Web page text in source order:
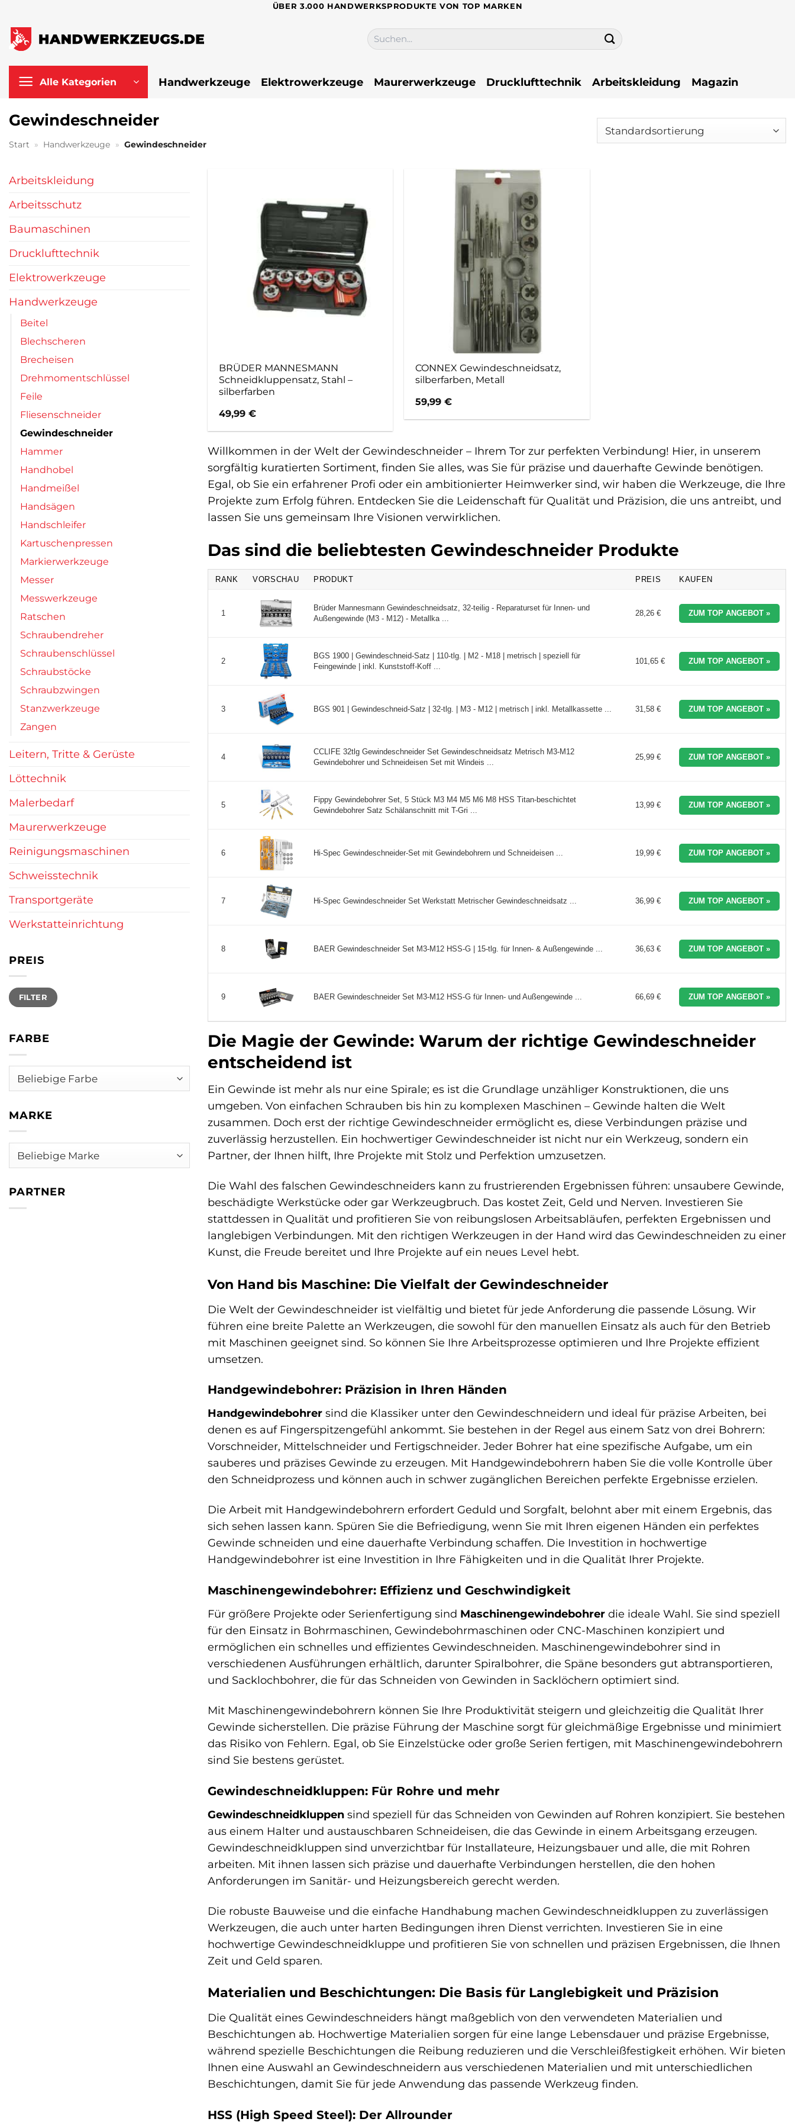
springen
ÜBER 3.000 HANDWERKSPRODUKTE VON TOP MARKEN
Suchen
nach:
Alle Kategorien Handwerkzeuge Elektrowerkzeuge Maurerwerkzeuge Drucklufttechnik Arbeitskleidung Magazin
Gewindeschneider
Start » Handwerkzeuge » Gewindeschneider
Arbeitskleidung
Arbeitsschutz
Baumaschinen
Drucklufttechnik
Elektrowerkzeuge
Handwerkzeuge
Beitel
Blechscheren
Brecheisen
Drehmomentschlüssel
Feile
Fliesenschneider
Gewindeschneider
Hammer
Handhobel
Handmeißel
Handsägen
Handschleifer
Kartuschenpressen
Markierwerkzeuge
Messer
Messwerkzeuge
Ratschen
Schraubendreher
Schraubenschlüssel
Schraubstöcke
Schraubzwingen
Stanzwerkzeuge
Zangen
Leitern, Tritte & Gerüste
Löttechnik
Malerbedarf
Maurerwerkzeuge
Reinigungsmaschinen
Schweisstechnik
Transportgeräte
Werkstatteinrichtung
PREIS
Min.
Preis
Max.
PreisFILTER
FARBE
MARKE
PARTNER
BRÜDER MANNESMANN
Schneidkluppensatz, Stahl –
silberfarben
49,99 €
CONNEX Gewindeschneidsatz,
silberfarben, Metall
59,99€
Willkommen in der Welt der Gewindeschneider – Ihrem Tor zur perfekten Verbindung! Hier, in unserem
sorgfältig kuratierten Sortiment, finden Sie alles, was Sie für präzise und dauerhafte Gewinde benötigen.
Egal, ob Sie ein erfahrener Profi oder ein ambitionierter Heimwerker sind, wir haben die Werkzeuge, die Ihre
Projekte zum Erfolg führen. Entdecken Sie die Leidenschaft für Qualität und Präzision, die uns antreibt, und
lassen Sie uns gemeinsam Ihre Visionen verwirklichen.
Das sind die beliebtesten Gewindeschneider Produkte
RANK VORSCHAU PRODUKT PREIS KAUFEN
1
Brüder Mannesmann Gewindeschneidsatz, 32-teilig - Reparaturset für Innen- und
Außengewinde (M3 - M12) - Metallka ...
28,26 € ZUM TOP ANGEBOT »
2
BGS 1900 | Gewindeschneid-Satz | 110-tlg. | M2 - M18 | metrisch | speziell für
Feingewinde | inkl. Kunststoff-Koff ...
101,65 € ZUM TOP ANGEBOT »
3 BGS 901 | Gewindeschneid-Satz | 32-tlg. | M3 - M12 | metrisch | inkl. Metallkassette ... 31,58 € ZUM TOP ANGEBOT »
4
CCLIFE 32tlg Gewindeschneider Set Gewindeschneidsatz Metrisch M3-M12
Gewindebohrer und Schneideisen Set mit Windeis ...
25,99 € ZUM TOP ANGEBOT »
5
Fippy Gewindebohrer Set, 5 Stück M3 M4 M5 M6 M8 HSS Titan-beschichtet
Gewindebohrer Satz Schälanschnitt mit T-Gri ...
13,99 € ZUM TOP ANGEBOT »
6 Hi-Spec Gewindeschneider-Set mit Gewindebohrern und Schneideisen ... 19,99 € ZUM TOP ANGEBOT »
7 Hi-Spec Gewindeschneider Set Werkstatt Metrischer Gewindeschneidsatz ... 36,99 € ZUM TOP ANGEBOT »
8 BAER Gewindeschneider Set M3-M12 HSS-G | 15-tlg. für Innen- & Außengewinde ... 36,63 € ZUM TOP ANGEBOT »
9 BAER Gewindeschneider Set M3-M12 HSS-G für Innen- und Außengewinde ... 66,69 € ZUM TOP ANGEBOT »
Die Magie der Gewinde: Warum der richtige Gewindeschneider
entscheidend ist
Ein Gewinde ist mehr als nur eine Spirale; es ist die Grundlage unzähliger Konstruktionen, die uns
umgeben. Von einfachen Schrauben bis hin zu komplexen Maschinen – Gewinde halten die Welt
zusammen. Doch erst der richtige Gewindeschneider ermöglicht es, diese Verbindungen präzise und
zuverlässig herzustellen. Ein hochwertiger Gewindeschneider ist nicht nur ein Werkzeug, sondern ein
Partner, der Ihnen hilft, Ihre Projekte mit Stolz und Perfektion umzusetzen.
Die Wahl des falschen Gewindeschneiders kann zu frustrierenden Ergebnissen führen: unsaubere Gewinde,
beschädigte Werkstücke oder gar Werkzeugbruch. Das kostet Zeit, Geld und Nerven. Investieren Sie
stattdessen in Qualität und profitieren Sie von reibungslosen Arbeitsabläufen, perfekten Ergebnissen und
langlebigen Verbindungen. Mit den richtigen Werkzeugen in der Hand wird das Gewindeschneiden zu einer
Kunst, die Freude bereitet und Ihre Projekte auf ein neues Level hebt.
Von Hand bis Maschine: Die Vielfalt der Gewindeschneider
Die Welt der Gewindeschneider ist vielfältig und bietet für jede Anforderung die passende Lösung. Wir
führen eine breite Palette an Werkzeugen, die sowohl für den manuellen Einsatz als auch für den Betrieb
mit Maschinen geeignet sind. So können Sie Ihre Arbeitsprozesse optimieren und Ihre Projekte effizient
umsetzen.
Handgewindebohrer: Präzision in Ihren Händen
Handgewindebohrer sind die Klassiker unter den Gewindeschneidern und ideal für präzise Arbeiten, bei
denen es auf Fingerspitzengefühl ankommt. Sie bestehen in der Regel aus einem Satz von drei Bohrern:
Vorschneider, Mittelschneider und Fertigschneider. Jeder Bohrer hat eine spezifische Aufgabe, um ein
sauberes und präzises Gewinde zu erzeugen. Mit Handgewindebohrern haben Sie die volle Kontrolle über
den Schneidprozess und können auch in schwer zugänglichen Bereichen perfekte Ergebnisse erzielen.
Die Arbeit mit Handgewindebohrern erfordert Geduld und Sorgfalt, belohnt aber mit einem Ergebnis, das
sich sehen lassen kann. Spüren Sie die Befriedigung, wenn Sie mit Ihren eigenen Händen ein perfektes
Gewinde schneiden und eine dauerhafte Verbindung schaffen. Die Investition in hochwertige
Handgewindebohrer ist eine Investition in Ihre Fähigkeiten und in die Qualität Ihrer Projekte.
Maschinengewindebohrer: Effizienz und Geschwindigkeit
Für größere Projekte oder Serienfertigung sind Maschinengewindebohrer die ideale Wahl. Sie sind speziell
für den Einsatz in Bohrmaschinen, Gewindebohrmaschinen oder CNC-Maschinen konzipiert und
ermöglichen ein schnelles und effizientes Gewindeschneiden. Maschinengewindebohrer sind in
verschiedenen Ausführungen erhältlich, darunter Spiralbohrer, die Späne besonders gut abtransportieren,
und Sacklochbohrer, die für das Schneiden von Gewinden in Sacklöchern optimiert sind.
Mit Maschinengewindebohrern können Sie Ihre Produktivität steigern und gleichzeitig die Qualität Ihrer
Gewinde sicherstellen. Die präzise Führung der Maschine sorgt für gleichmäßige Ergebnisse und minimiert
das Risiko von Fehlern. Egal, ob Sie Einzelstücke oder große Serien fertigen, mit Maschinengewindebohrern
sind Sie bestens gerüstet.
Gewindeschneidkluppen: Für Rohre und mehr
Gewindeschneidkluppen sind speziell für das Schneiden von Gewinden auf Rohren konzipiert. Sie bestehen
aus einem Halter und austauschbaren Schneideisen, die das Gewinde in einem Arbeitsgang erzeugen.
Gewindeschneidkluppen sind unverzichtbar für Installateure, Heizungsbauer und alle, die mit Rohren
arbeiten. Mit ihnen lassen sich präzise und dauerhafte Verbindungen herstellen, die den hohen
Anforderungen im Sanitär- und Heizungsbereich gerecht werden.
Die robuste Bauweise und die einfache Handhabung machen Gewindeschneidkluppen zu zuverlässigen
Werkzeugen, die auch unter harten Bedingungen ihren Dienst verrichten. Investieren Sie in eine
hochwertige Gewindeschneidkluppe und profitieren Sie von schnellen und präzisen Ergebnissen, die Ihnen
Zeit und Geld sparen.
Materialien und Beschichtungen: Die Basis für Langlebigkeit und Präzision
Die Qualität eines Gewindeschneiders hängt maßgeblich von den verwendeten Materialien und
Beschichtungen ab. Hochwertige Materialien sorgen für eine lange Lebensdauer und präzise Ergebnisse,
während spezielle Beschichtungen die Reibung reduzieren und die Verschleißfestigkeit erhöhen. Wir bieten
Ihnen eine Auswahl an Gewindeschneidern aus verschiedenen Materialien und mit unterschiedlichen
Beschichtungen, damit Sie für jede Anwendung das passende Werkzeug finden.
HSS (High Speed Steel): Der Allrounder